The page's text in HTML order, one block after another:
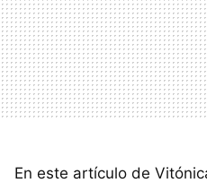
En este artículo de